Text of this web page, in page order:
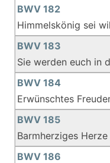
BWV 182
Himmelskönig sei
BWV 183
Sie werden euch in
BWV 184
Erwünschtes
BWV 185
Barmherziges
BWV 186